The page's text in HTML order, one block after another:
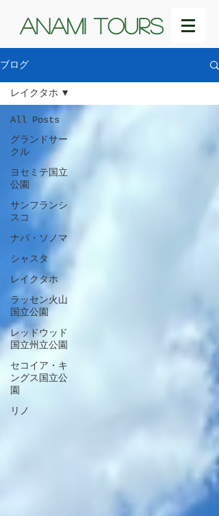
ANAMI TOURS
ブログ
All Posts
グランドサー
クル
ヨセミテ国立
公園
サンフランシ
スコ
ナパ・ソノマ
シャスタ
レイクタホ
ラッセン火山
国立公園
レッドウッド
国立州立公園
セコイア・キ
ングス国立公
園
リノ
レイクタホ